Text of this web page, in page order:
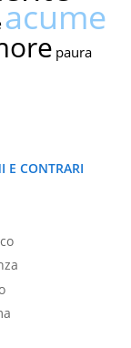
acume
paura
E CONTRARI